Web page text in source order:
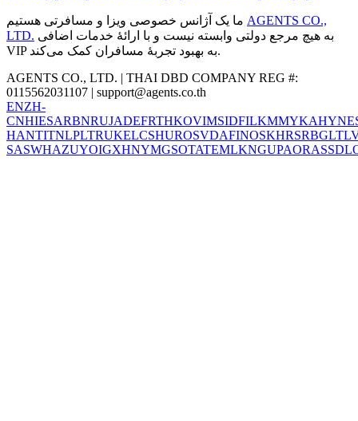
ما یک آژانس خصوصی ویزا و مسافرتی هستیم AGENTS CO.,
LTD. به هیچ مرجع دولتی وابسته نیست و با ارائهٔ خدمات اضافی
VIP به بهبود تجربهٔ مسافران کمک می‌کند.
AGENTS CO., LTD. | THAI DBD COMPANY REG #:
0115562031107 | support@agents.co.th
ENZH-
CNHIESARBNRUJADEFRTHKOVIMSIDFILKMMYKAHYNE
HANTITNLPLTRUKELCSHUROSVDAFINOSKHRSRBGLT
SASWHAZUYOIGXHNYMGSOTATEMLKNGUPAORASSD